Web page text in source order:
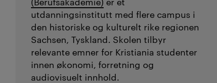
utdanningsinstitutt med flere campus i
den historiske og kulturelt rike regionen
Sachsen, Tyskland. Skolen tilbyr
relevante emner for Kristiania studenter
innen økonomi, forretning og
audiovisuelt innhold.